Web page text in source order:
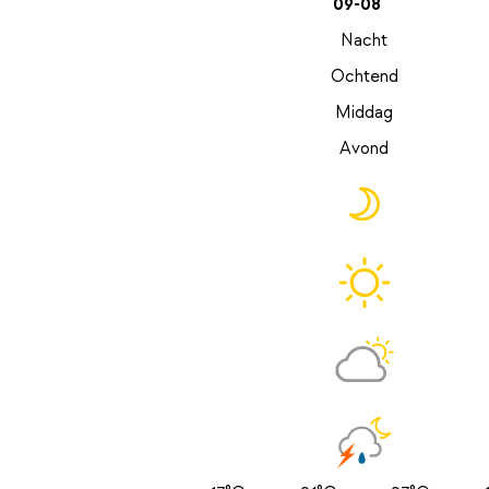
09-08
Nacht
Ochtend
Middag
Avond